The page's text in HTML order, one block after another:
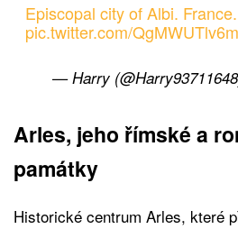
Episcopal city of Albi. France.
pic.twitter.com/QgMWUTlv6m
— Harry
Arles, jeho římské a
památky
Historické centrum Arles, které